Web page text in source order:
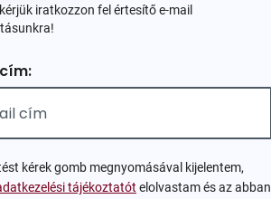
iratkozzon fel értesítő e-mail
kérek gomb megnyomásával kijelentem,
tájékoztatót elolvastam és az abban